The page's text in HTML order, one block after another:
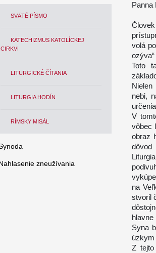
SVÄTÉ PÍSMO
KATECHIZMUS KATOLÍCKEJ
CIRKVI
LITURGICKÉ ČÍTANIA
LITURGIA HODÍN
RÍMSKY MISÁL
Panna
volá
Toto
nebi,
V
vôbec
obraz
dôvod
na
stvoril
Syna
úzkym
Z